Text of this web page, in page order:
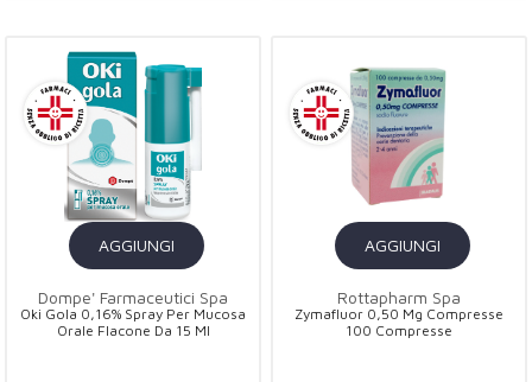
AGGIUNGI
Dompe' Farmaceutici Spa
Oki Gola 0,16% Spray Per Mucosa
Orale Flacone Da 15 Ml
AGGIUNGI
Rottapharm Spa
Zymafluor 0,50 Mg Compresse
100 Compresse